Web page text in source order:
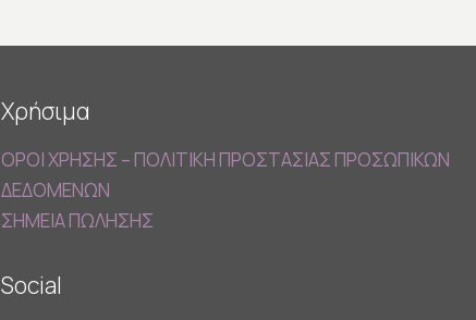
Χρήσιμα
ΟΡΟΙ ΧΡΗΣΗΣ – ΠΟΛΙΤΙΚΗ ΠΡΟΣΤΑΣΙΑΣ ΠΡΟΣΩΠΙΚΩΝ
ΔΕΔΟΜΕΝΩΝ
ΣΗΜΕΙΑ ΠΩΛΗΣΗΣ
Social